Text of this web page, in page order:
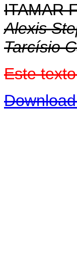
ITAMAR
Alexis
Tarcísio
Este